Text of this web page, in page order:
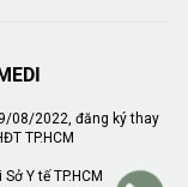
08/2022, đăng ký thay
TP.HCM
Y tế TP.HCM